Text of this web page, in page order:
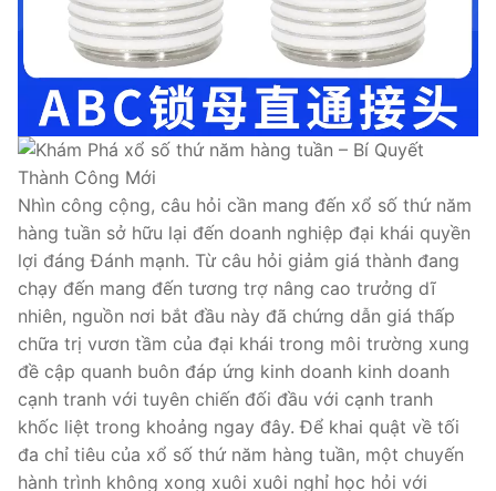
Nhìn công cộng, câu hỏi cần mang đến xổ số thứ năm
hàng tuần sở hữu lại đến doanh nghiệp đại khái quyền
lợi đáng Đánh mạnh. Từ câu hỏi giảm giá thành đang
chạy đến mang đến tương trợ nâng cao trưởng dĩ
nhiên, nguồn nơi bắt đầu này đã chứng dẫn giá thấp
chữa trị vươn tầm của đại khái trong môi trường xung
đề cập quanh buôn đáp ứng kinh doanh kinh doanh
cạnh tranh với tuyên chiến đối đầu với cạnh tranh
khốc liệt trong khoảng ngay đây. Để khai quật về tối
đa chỉ tiêu của xổ số thứ năm hàng tuần, một chuyến
hành trình không xong xuôi xuôi nghỉ học hỏi với